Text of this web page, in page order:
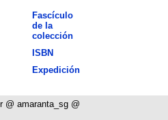
Fascículo
de la
colección
ISBN
Expedición
@ amaranta_sg @